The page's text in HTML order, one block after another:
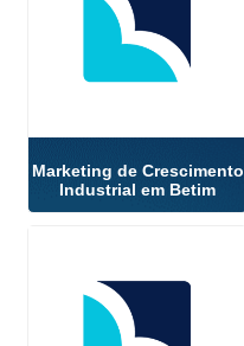
Marketing de Crescimento
Industrial em Betim